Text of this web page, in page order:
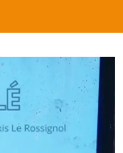
informés
billetterie